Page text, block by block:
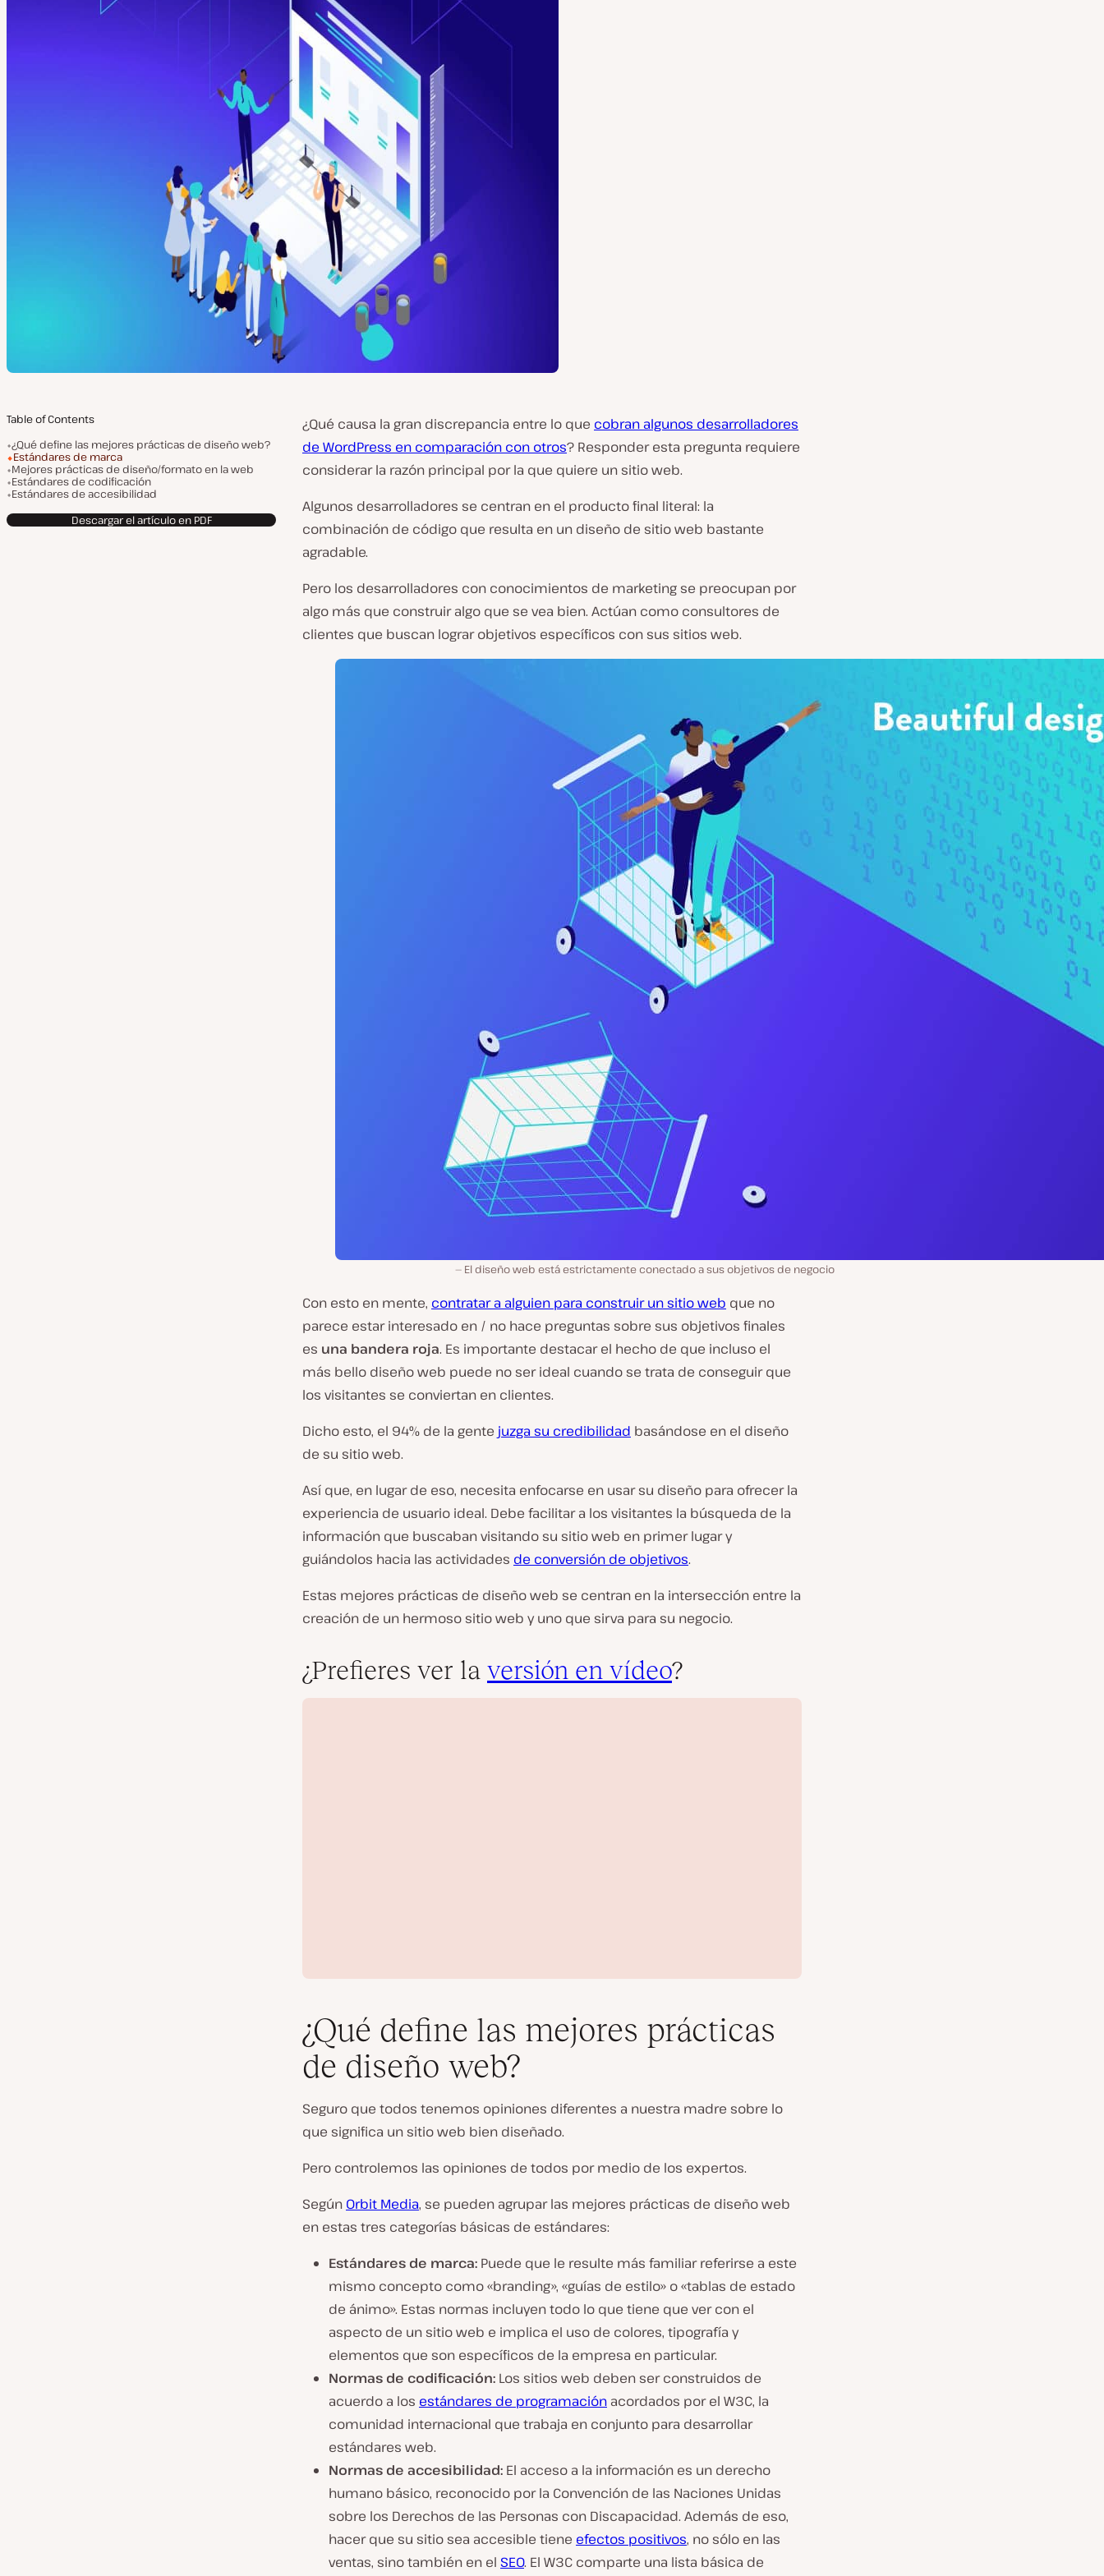
Table of Contents
¿Qué define las mejores prácticas de diseño web?
Estándares de marca
Mejores prácticas de diseño/formato en la web
Estándares de codificación
Estándares de accesibilidad
Descargar el artículo en PDF
¿Qué causa la gran discrepancia entre lo que cobran algunos desarrolladores
de WordPress en comparación con otros? Responder esta pregunta requiere
considerar la razón principal por la que quiere un sitio web.
Algunos desarrolladores se centran en el producto final literal: la
combinación de código que resulta en un diseño de sitio web bastante
agradable.
Pero los desarrolladores con conocimientos de marketing se preocupan por
algo más que construir algo que se vea bien. Actúan como consultores de
clientes que buscan lograr objetivos específicos con sus sitios web.
El diseño web está estrictamente conectado a sus objetivos de negocio
Con esto en mente, contratar a alguien para construir un sitio web que no
parece estar interesado en / no hace preguntas sobre sus objetivos finales
es una bandera roja. Es importante destacar el hecho de que incluso el
más bello diseño web puede no ser ideal cuando se trata de conseguir que
los visitantes se conviertan en clientes.
Dicho esto, el 94% de la gente juzga su credibilidad basándose en el diseño
de su sitio web.
Así que, en lugar de eso, necesita enfocarse en usar su diseño para ofrecer la
experiencia de usuario ideal. Debe facilitar a los visitantes la búsqueda de la
información que buscaban visitando su sitio web en primer lugar y
guiándolos hacia las actividades de conversión de objetivos.
Estas mejores prácticas de diseño web se centran en la intersección entre la
creación de un hermoso sitio web y uno que sirva para su negocio.
¿Prefieres ver la versión en vídeo?
e
r
d
c
r
í
e
o
¿Qué define las mejores prácticas
de diseño web?
Seguro que todos tenemos opiniones diferentes a nuestra madre sobre lo
que significa un sitio web bien diseñado.
Pero controlemos las opiniones de todos por medio de los expertos.
Según Orbit Media, se pueden agrupar las mejores prácticas de diseño web
en estas tres categorías básicas de estándares:
Estándares de marca: Puede que le resulte más familiar referirse a este
mismo concepto como «branding», «guías de estilo» o «tablas de estado
de ánimo». Estas normas incluyen todo lo que tiene que ver con el
aspecto de un sitio web e implica el uso de colores, tipografía y
elementos que son específicos de la empresa en particular.
Normas de codificación: Los sitios web deben ser construidos de
acuerdo a los estándares de programación acordados por el W3C, la
comunidad internacional que trabaja en conjunto para desarrollar
estándares web.
Normas de accesibilidad: El acceso a la información es un derecho
humano básico, reconocido por la Convención de las Naciones Unidas
sobre los Derechos de las Personas con Discapacidad. Además de eso,
hacer que su sitio sea accesible tiene efectos positivos, no sólo en las
ventas, sino también en el SEO. El W3C comparte una lista básica de